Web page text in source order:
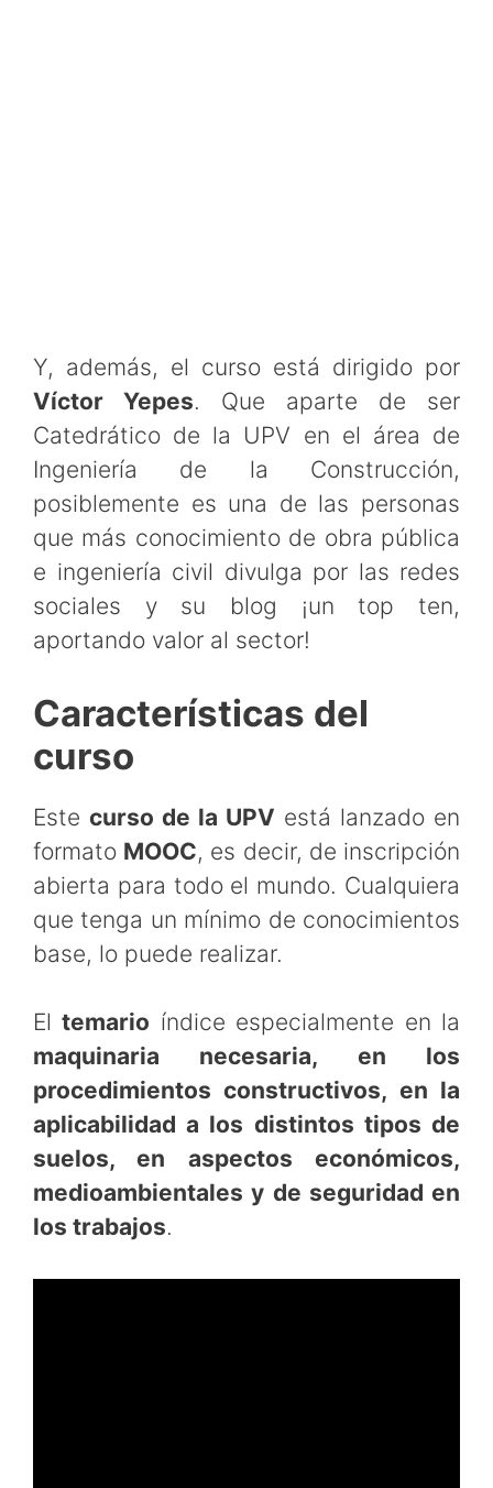
Y, además, el curso está dirigido por
Víctor Yepes. Que aparte de ser
Catedrático de la UPV en el área de
Ingeniería de la Construcción,
posiblemente es una de las personas
que más conocimiento de obra pública
e ingeniería civil divulga por las redes
sociales y su blog ¡un top ten,
aportando valor al sector!
Características del
curso
Este curso de la UPV está lanzado en
formato MOOC, es decir, de inscripción
abierta para todo el mundo. Cualquiera
que tenga un mínimo de conocimientos
base, lo puede realizar.
Eltemario índice especialmente en la
maquinaria necesaria, en los
procedimientos constructivos, en la
aplicabilidad a los distintos tipos de
suelos, en aspectos económicos,
medioambientales y de seguridad en
los trabajos.